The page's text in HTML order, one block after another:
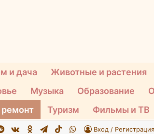
и дача Животные и растения
Музыка Образование
ремонт Туризм Фильмы и ТВ
Вход / Регистрация
WhatsApp
TikTok
Telegram
Одноклассники
vk.com
Reddit